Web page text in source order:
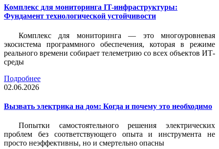
Комплекс для мониторинга IT-инфраструктуры:
Фундамент технологической устойчивости
Комплекс для мониторинга — это многоуровневая
экосистема программного обеспечения, которая в режиме
реального времени собирает телеметрию со всех объектов ИТ-
среды
Подробнее
02.06.2026
Вызвать электрика на дом: Когда и почему это необходимо
Попытки самостоятельного решения электрических
проблем без соответствующего опыта и инструмента не
просто неэффективны, но и смертельно опасны